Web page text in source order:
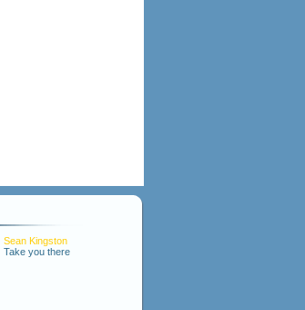
Sean Kingston
Take you there